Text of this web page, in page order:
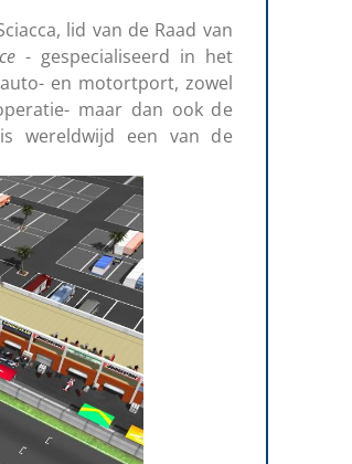
lid van de Raad van
- gespecialiseerd in het
en motortport, zowel
maar dan ook de
wereldwijd een van de